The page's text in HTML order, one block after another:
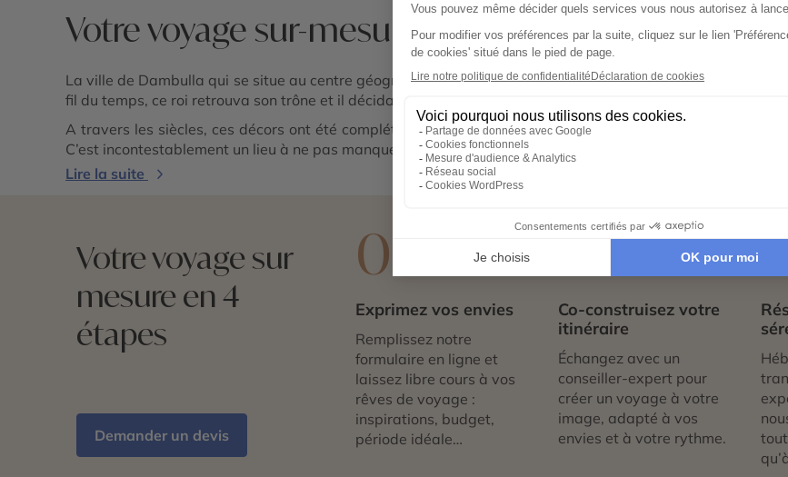
Votre voyage sur-mesure à Dambulla
La ville de Dambulla qui se situe au centre géographique de l’île fut choisie, un siècle avant JC, comme
fil du temps, ce roi retrouva son trône et il décida alors de transformer les grottes en des temples
A travers les siècles, ces décors ont été complétés et enrichis pour constituer l’un des lieux saints du
C’est incontestablement un lieu à ne pas manquer lors de votrevoyage au Sri Lanka
Lire la suite
Votre voyage sur
mesure en 4
étapes
Demander un devis
01
Exprimez vos envies
Remplissez notre
formulaire en ligne et
laissez libre cours à vos
rêves de voyage :
inspirations, budget,
période idéale…
02
Co-construisez votre
itinéraire
Échangez avec un
conseiller-expert pour
créer un voyage à votre
image, adapté à vos
envies et à votre rythme.